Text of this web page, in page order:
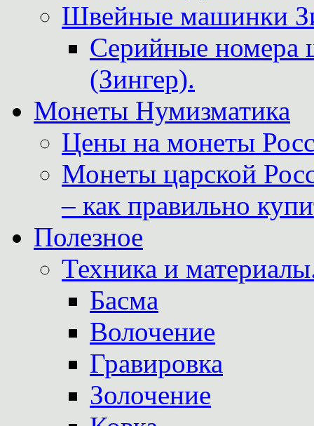
Швейные машинки
Серийные
(Зингер).
Монеты Нумизматика
Цены на монеты
Монеты царской
– как правильно
Полезное
Техника и
Басма
Волочение
Гравировка
Золочение